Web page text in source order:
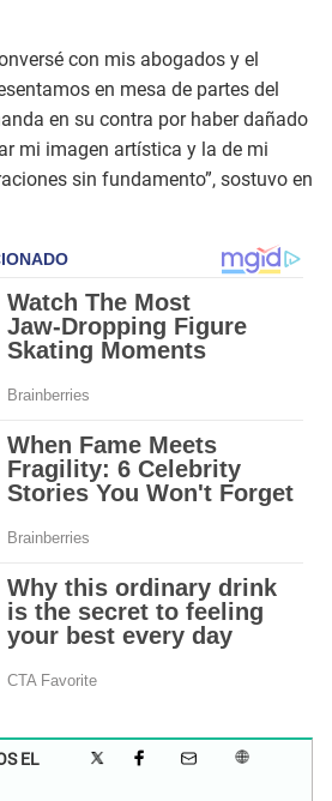
con mis abogados y el
en mesa de partes del
en su contra por haber dañado
mi imagen artística y la de mi
sin fundamento”, sostuvo en
EL